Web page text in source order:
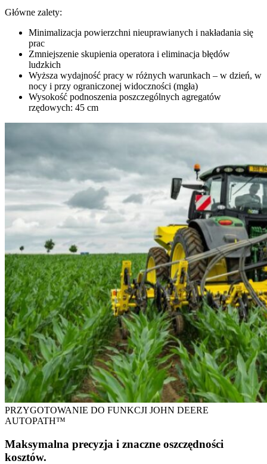
Główne zalety:
Minimalizacja powierzchni nieuprawianych i nakładania się
prac
Zmniejszenie skupienia operatora i eliminacja błędów
ludzkich
Wyższa wydajność pracy w różnych warunkach – w dzień, w
nocy i przy ograniczonej widoczności (mgła)
Wysokość podnoszenia poszczególnych agregatów
rzędowych: 45 cm
PRZYGOTOWANIE DO FUNKCJI JOHN DEERE
AUTOPATH™
Maksymalna precyzja i znaczne oszczędności
kosztów.